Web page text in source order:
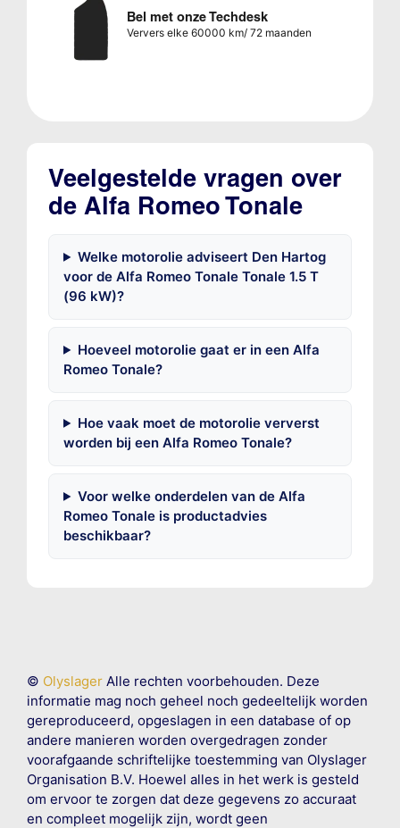
Bel met onze Techdesk
Ververs elke 60000 km/ 72 maanden
Veelgestelde vragen over
de Alfa Romeo Tonale
Welke motorolie adviseert Den Hartog
voor de Alfa Romeo Tonale Tonale 1.5 T
(96 kW)?
Hoeveel motorolie gaat er in een Alfa
Romeo Tonale?
Hoe vaak moet de motorolie ververst
worden bij een Alfa Romeo Tonale?
Voor welke onderdelen van de Alfa
Romeo Tonale is productadvies
beschikbaar?
© OlyslagerAlle rechten voorbehouden. Deze
informatie mag noch geheel noch gedeeltelijk worden
gereproduceerd, opgeslagen in een database of op
andere manieren worden overgedragen zonder
voorafgaande schriftelijke toestemming van Olyslager
Organisation B.V. Hoewel alles in het werk is gesteld
om ervoor te zorgen dat deze gegevens zo accuraat
en compleet mogelijk zijn, wordt geen